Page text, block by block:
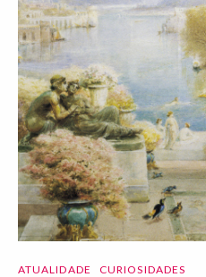
ATUALIDADE CURIOSIDADES